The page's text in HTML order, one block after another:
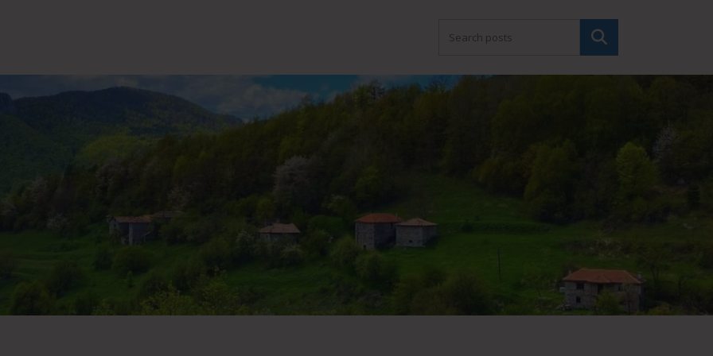
Търсене